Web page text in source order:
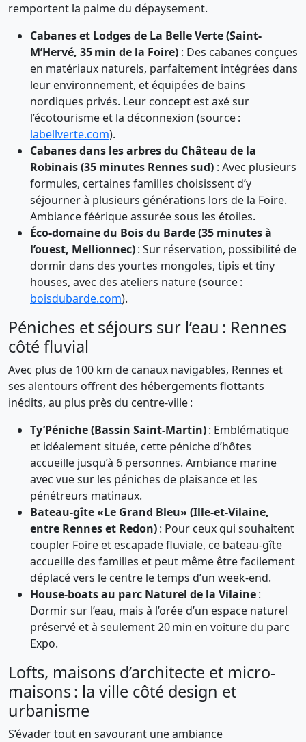
remportent la palme du dépaysement.
Cabanes et Lodges de La Belle Verte (Saint-
M’Hervé, 35 min de la Foire) : Des cabanes conçues
en matériaux naturels, parfaitement intégrées dans
leur environnement, et équipées de bains
nordiques privés. Leur concept est axé sur
l’écotourisme et la déconnexion (source :
labellverte.com).
Cabanes dans les arbres du Château de la
Robinais (35 minutes Rennes sud) : Avec plusieurs
formules, certaines familles choisissent d’y
séjourner à plusieurs générations lors de la Foire.
Ambiance féérique assurée sous les étoiles.
Éco-domaine du Bois du Barde (35 minutes à
l’ouest, Mellionnec): Sur réservation, possibilité de
dormir dans des yourtes mongoles, tipis et tiny
houses, avec des ateliers nature (source :
boisdubarde.com).
Péniches et séjours sur l’eau : Rennes
côté fluvial
Avec plus de 100 km de canaux navigables, Rennes et
ses alentours offrent des hébergements flottants
inédits, au plus près du centre-ville :
Ty’Péniche (Bassin Saint-Martin): Emblématique
et idéalement située, cette péniche d’hôtes
accueille jusqu’à 6 personnes. Ambiance marine
avec vue sur les péniches de plaisance et les
pénétreurs matinaux.
Bateau-gîte «Le Grand Bleu» (Ille-et-Vilaine,
entre Rennes et Redon): Pour ceux qui souhaitent
coupler Foire et escapade fluviale, ce bateau-gîte
accueille des familles et peut même être facilement
déplacé vers le centre le temps d’un week-end.
House-boats au parc Naturel de la Vilaine:
Dormir sur l’eau, mais à l’orée d’un espace naturel
préservé et à seulement 20 min en voiture du parc
Expo.
Lofts, maisons d’architecte et micro-
maisons : la ville côté design et
urbanisme
S’évader tout en savourant une ambiance